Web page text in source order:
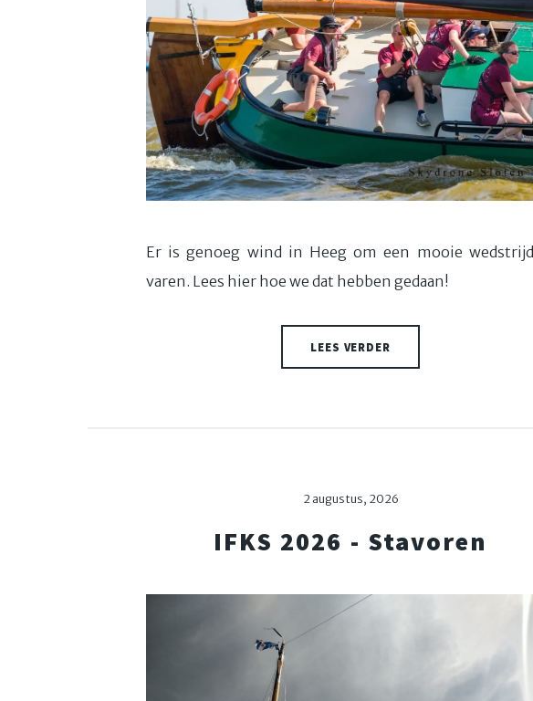
Er is genoeg wind in Heeg om een mooie
varen. Lees hier hoe we dat hebben gedaan!
LEES VERDER
2 augustus, 2026
IFKS 2026 - Stavoren